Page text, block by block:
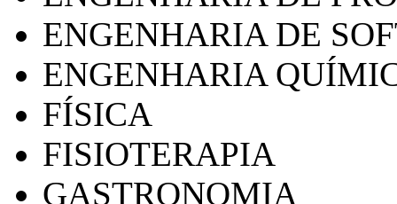
ENGENHARIA DE
ENGENHARIA
FÍSICA
FISIOTERAPIA
GASTRONOMIA